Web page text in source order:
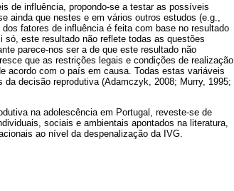
de influência, propondo-se a testar as possíveis
ainda que nestes e em vários outros estudos (e.g.,
fatores de influência é feita com base no resultado
este resultado não reflete todas as questões
parece-nos ser a de que este resultado não
que as restrições legais e condições de realização
acordo com o país em causa. Todas estas variáveis
decisão reprodutiva (Adamczyk, 2008; Murry, 1995;
na adolescência em Portugal, reveste-se de
sociais e ambientais apontados na literatura,
ao nível da despenalização da IVG.